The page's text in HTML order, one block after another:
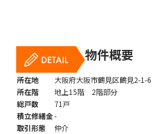
物件概要
所在地 大阪府大阪市鶴見区鶴見2-1-6
所在階
地上15階 2階部分
総戸数
71戸
積立修繕金-
取引形態
仲介